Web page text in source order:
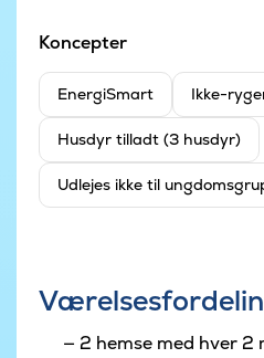
Koncepter
EnergiSmart Ikke-
Husdyr tilladt (3 husdyr)
Udlejes ikke til
2 hemse med hver 2